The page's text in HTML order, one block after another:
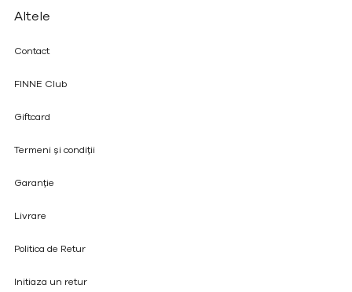
Altele
Contact
FINNE Club
Giftcard
Termeni și condiții
Garanție
Livrare
Politica de Retur
Initiaza un retur